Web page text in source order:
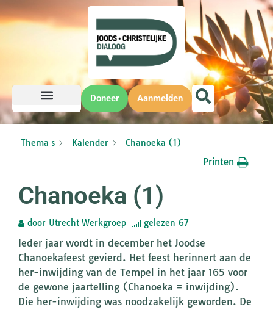
Doneer Aanmelden
Thema s Kalender Chanoeka (1)
Printen
Chanoeka (1)
door Utrecht Werkgroep gelezen 67
Ieder jaar wordt in december het Joodse
Chanoekafeest gevierd. Het feest herinnert aan de
her-inwijding van de Tempel in het jaar 165 voor
de gewone jaartelling (Chanoeka = inwijding).
Die her-inwijding was noodzakelijk geworden. De